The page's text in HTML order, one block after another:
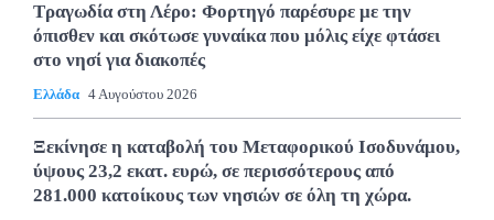
Τραγωδία στη Λέρο: Φορτηγό παρέσυρε με την
όπισθεν και σκότωσε γυναίκα που μόλις είχε φτάσει
στο νησί για διακοπές
Ελλάδα 4 Αυγούστου 2026
Ξεκίνησε η καταβολή του Μεταφορικού Ισοδυνάμου,
ύψους 23,2 εκατ. ευρώ, σε περισσότερους από
281.000 κατοίκους των νησιών σε όλη τη χώρα.